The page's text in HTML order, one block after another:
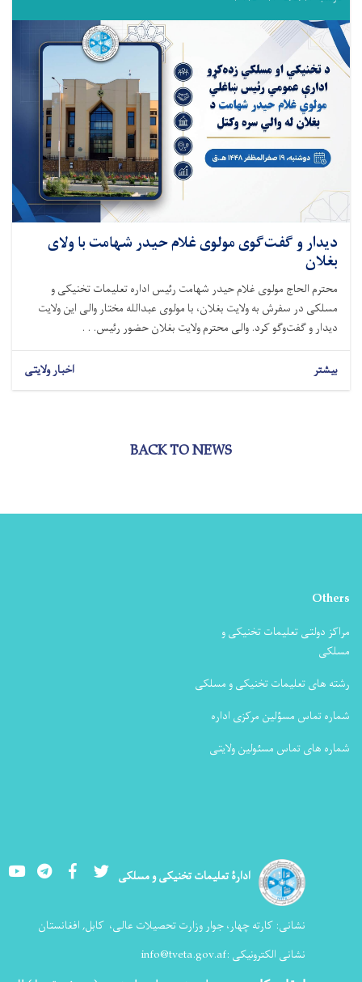
دیدار و گفت‌گوی مولوی غلام حیدر شهامت با ولای
بغلان
محترم الحاج مولوی غلام حیدر شهامت رئیس اداره تعلیمات تخنیکی و
مسلکی در سفرش به ولایت بغلان، با مولوی عبدالله مختار والی این ولایت
دیدار و گفت‌وگو کرد. والی محترم ولایت بغلان حضور رئیس. . .
بیشتر اخبار ولایتی
BACK TO NEWS
Others
مراکز دولتی تعلیمات تخنیکی و
مسلکی
رشته های تعلیمات تخنیکی و مسلکی
شماره تماس مسؤلین مرکزی اداره
شماره های تماس مسئولین ولایتی
ادارۀ تعلیمات تخنیکی و مسلکی YoutubeLinkedInFacebook Twitter
نشانی: کارته چهار، جوار وزارت تحصیلات عالی، کابل, افغانستان
نشانی الکترونیکی :info@tveta.gov.af